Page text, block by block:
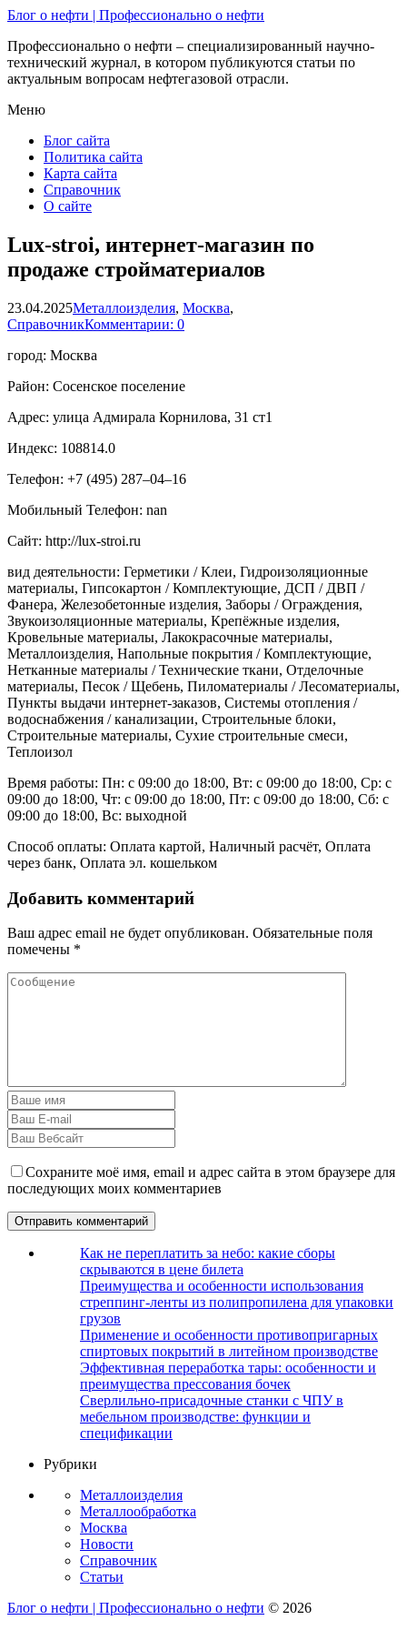
Блог о нефти | Профессионально о нефти
Профессионально о нефти – специализированный научно-
технический журнал, в котором публикуются статьи по
актуальным вопросам нефтегазовой отрасли.
Меню
Блог сайта
Политика сайта
Карта сайта
Справочник
О сайте
Lux-stroi, интернет-магазин по
продаже стройматериалов
23.04.2025Металлоизделия, Москва,
СправочникКомментарии: 0
город: Москва
Район: Сосенское поселение
Адрес: улица Адмирала Корнилова, 31 ст1
Индекс: 108814.0
Телефон: +7 (495) 287‒04‒16
Мобильный Телефон: nan
Сайт: http://lux-stroi.ru
вид деятельности: Герметики / Клеи, Гидроизоляционные
материалы, Гипсокартон / Комплектующие, ДСП / ДВП /
Фанера, Железобетонные изделия, Заборы / Ограждения,
Звукоизоляционные материалы, Крепёжные изделия,
Кровельные материалы, Лакокрасочные материалы,
Металлоизделия, Напольные покрытия / Комплектующие,
Нетканные материалы / Технические ткани, Отделочные
материалы, Песок / Щебень, Пиломатериалы / Лесоматериалы,
Пункты выдачи интернет-заказов, Системы отопления /
водоснабжения / канализации, Строительные блоки,
Строительные материалы, Сухие строительные смеси,
Теплоизол
Время работы: Пн: с 09:00 до 18:00, Вт: с 09:00 до 18:00, Ср: с
09:00 до 18:00, Чт: с 09:00 до 18:00, Пт: с 09:00 до 18:00, Сб: с
09:00 до 18:00, Вс: выходной
Способ оплаты: Оплата картой, Наличный расчёт, Оплата
через банк, Оплата эл. кошельком
Добавить комментарий
Ваш адрес email не будет опубликован. Обязательные поля
помечены *
Сохраните моё имя, email и адрес сайта в этом браузере для
последующих моих комментариев
Как не переплатить за небо: какие сборы
скрываются в цене билета
Преимущества и особенности использования
стреппинг-ленты из полипропилена для упаковки
грузов
Применение и особенности противопригарных
спиртовых покрытий в литейном производстве
Эффективная переработка тары: особенности и
преимущества прессования бочек
Сверлильно-присадочные станки с ЧПУ в
мебельном производстве: функции и
спецификации
Рубрики
Металлоизделия
Металлообработка
Москва
Новости
Справочник
Статьи
Блог о нефти | Профессионально о нефти © 2026